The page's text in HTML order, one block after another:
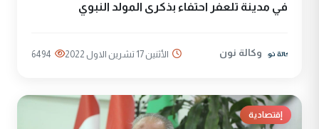
في مدينة تلعفر احتفاء بذكرى المولد النبوي
وكالة نون الأثنين 17 تشرين الاول 2022 6494
إقتصادية